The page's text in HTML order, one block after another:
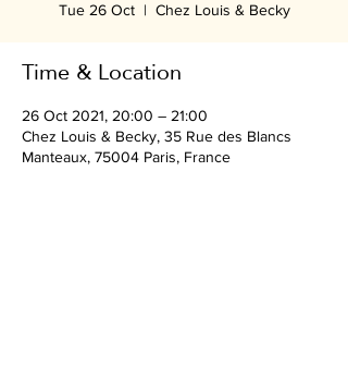
Tue 26 Oct
  |
Chez Louis & Becky
Time & Location
26 Oct 2021, 20:00 – 21:00
Chez Louis & Becky, 35 Rue des Blancs
Manteaux, 75004 Paris, France